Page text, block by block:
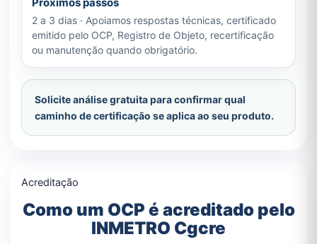
Próximos passos
2 a 3 dias · Apoiamos respostas técnicas, certificado
emitido pelo OCP, Registro de Objeto, recertificação
ou manutenção quando obrigatório.
Solicite análise gratuita para confirmar qual
caminho de certificação se aplica ao seu produto.
Acreditação
Como um OCP é acreditado pelo
INMETRO Cgcre